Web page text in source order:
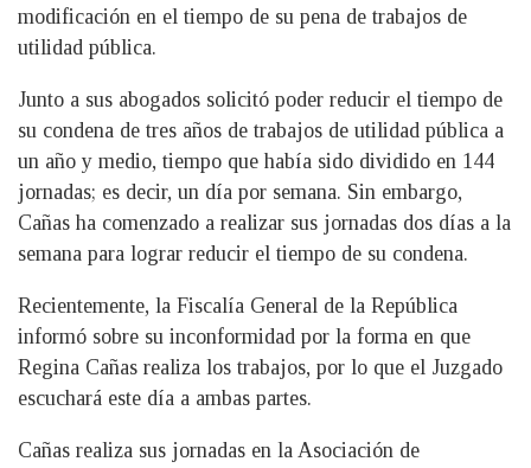
modificación en el tiempo de su pena de trabajos de
utilidad pública.
Junto a sus abogados solicitó poder reducir el tiempo de
su condena de tres años de trabajos de utilidad pública a
un año y medio, tiempo que había sido dividido en 144
jornadas; es decir, un día por semana. Sin embargo,
Cañas ha comenzado a realizar sus jornadas dos días a la
semana para lograr reducir el tiempo de su condena.
Recientemente, la Fiscalía General de la República
informó sobre su inconformidad por la forma en que
Regina Cañas realiza los trabajos, por lo que el Juzgado
escuchará este día a ambas partes.
Cañas realiza sus jornadas en la Asociación de